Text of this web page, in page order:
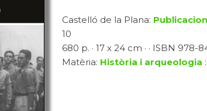
Castelló de la Plana:
10
680 p. · 17 x 24 cm · · ISBN 978-
Matèria: Història i arqueologia :